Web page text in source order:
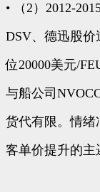
• （2）2012-
DSV、德迅股
位20000美元/
与船公司
货代有限。情绪
客单价提升的主